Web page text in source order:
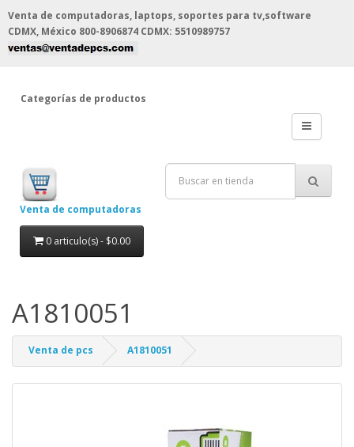
Venta de computadoras, laptops, soportes para tv,software
CDMX, México 800-8906874 CDMX: 5510989757
Categorías de productos
Venta de computadoras
0 articulo(s) - $0.00
A1810051
Venta de pcs A1810051